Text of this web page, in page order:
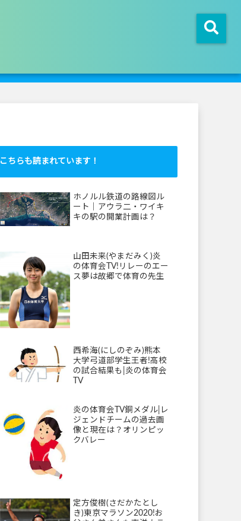
こちらも読まれています！
ホノルル鉄道の路線図ル
ート｜アウラ二・ワイキ
キの駅の開業計画は？
山田未来(やまだみく)炎
の体育会TV!リレーのエー
ス夢は故郷で体育の先生
西希海(にしのぞみ)熊本
大学弓道部学生王者!高校
の試合結果も|炎の体育会
TV
炎の体育会TV銅メダル|レ
ジェンドチームの過去画
像と現在は？オリンピッ
クバレー
定方俊樹(さだかたとし
き)東京マラソン2020!お